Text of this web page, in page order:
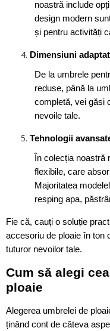
noastră include
design modern
și pentru activități
Dimensiuni
De la umbrele
reduse, până la
completă, vei găsi
nevoile tale.
Tehnologii
În colecția
flexibile, care
Majoritatea
resping apa,
Fie că, cauți o soluție
accesoriu de ploaie în ton
tuturor nevoilor tale.
Cum să alegi
ploaie
Alegerea umbrelei de
ținând cont de câteva